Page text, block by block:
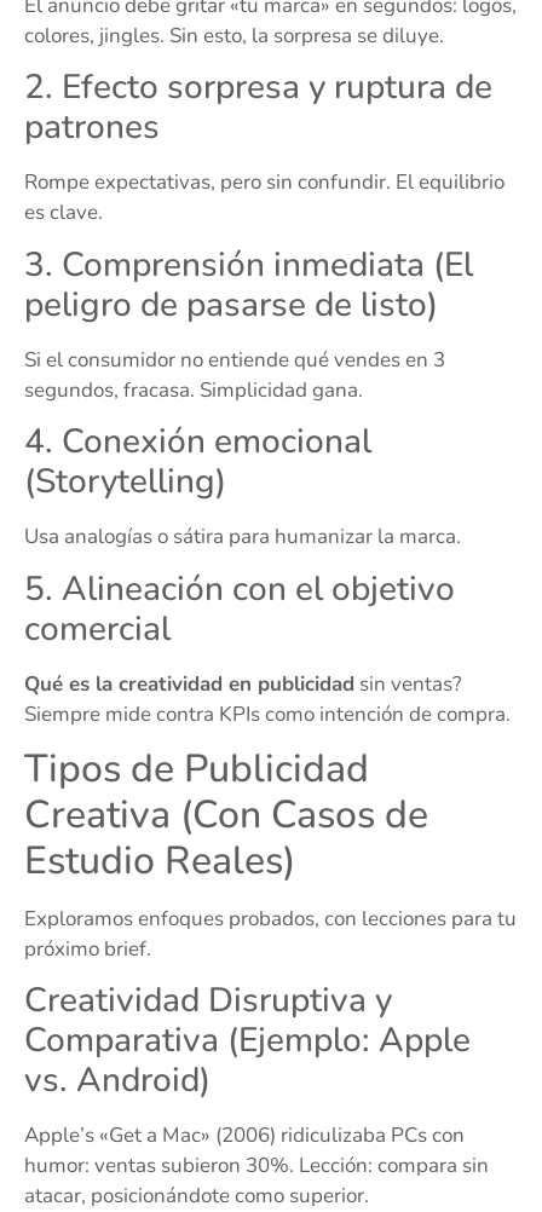
colores, jingles. Sin esto, la sorpresa se diluye.
2. Efecto sorpresa y ruptura de
patrones
Rompe expectativas, pero sin confundir. El equilibrio
es clave.
3. Comprensión inmediata (El
peligro de pasarse de listo)
Si el consumidor no entiende qué vendes en 3
segundos, fracasa. Simplicidad gana.
4. Conexión emocional
(Storytelling)
Usa analogías o sátira para humanizar la marca.
5. Alineación con el objetivo
comercial
Qué es la creatividad en publicidad sin ventas?
Siempre mide contra KPIs como intención de compra.
Tipos de Publicidad
Creativa (Con Casos de
Estudio Reales)
Exploramos enfoques probados, con lecciones para tu
próximo brief.
Creatividad Disruptiva y
Comparativa (Ejemplo: Apple
vs. Android)
Apple’s «Get a Mac» (2006) ridiculizaba PCs con
humor: ventas subieron 30%. Lección: compara sin
atacar, posicionándote como superior.